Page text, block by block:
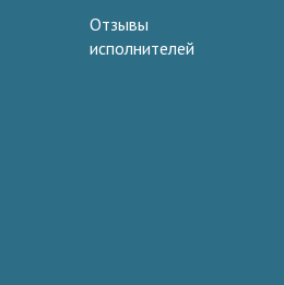
Отзывы
исполнителей